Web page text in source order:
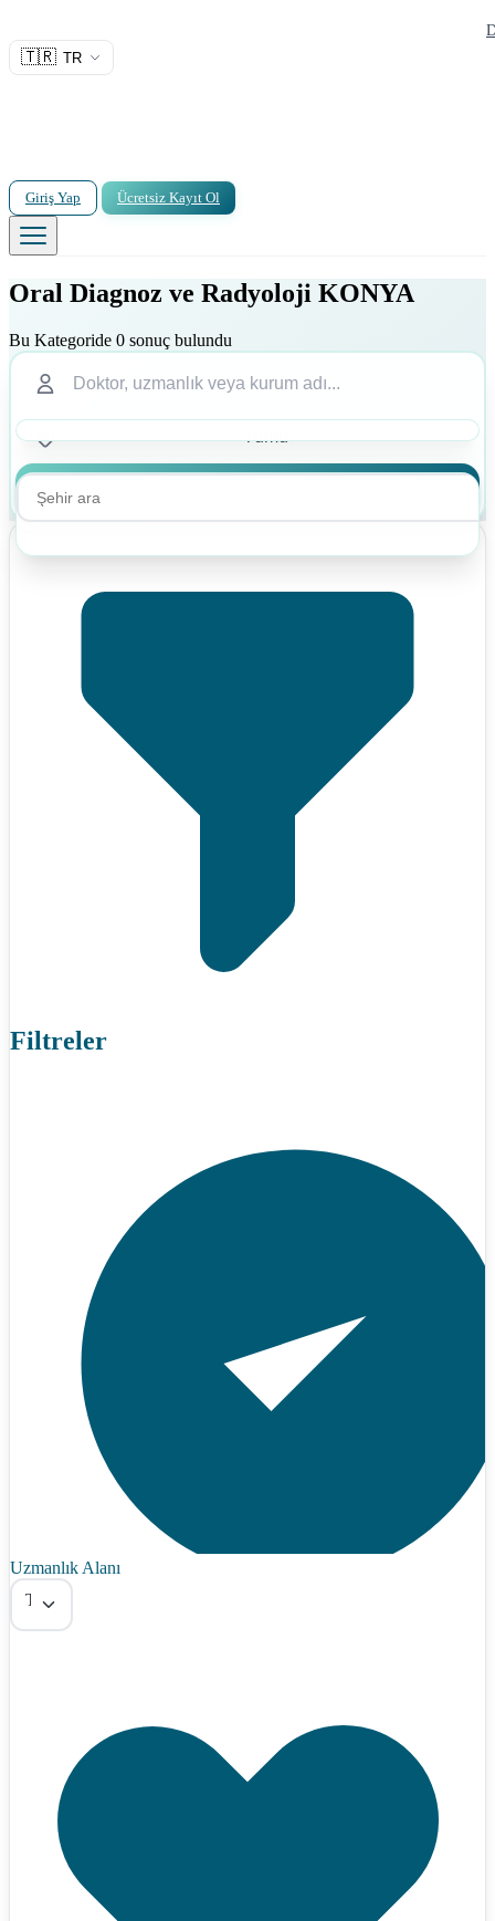
🇹🇷 TR
Giriş Yap Ücretsiz Kayıt Ol
Oral Diagnoz ve Radyoloji KONYA
Bu Kategoride 0 sonuç bulundu
Filtreler
Uzmanlık Alanı
Tümü